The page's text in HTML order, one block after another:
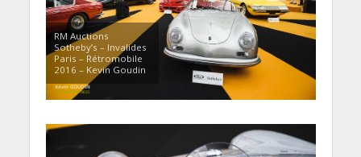
RM Auctions
Sotheby’s – Invalides
Paris – Rétromobile
2016 – Kevin Goudin